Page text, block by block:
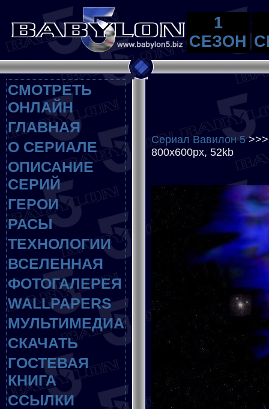
1
СЕЗОН
СМОТРЕТЬ
ОНЛАЙН
ГЛАВНАЯ
О СЕРИАЛЕ
ОПИСАНИЕ
СЕРИЙ
ГЕРОИ
РАСЫ
ТЕХНОЛОГИИ
ВСЕЛЕННАЯ
ФОТОГАЛЕРЕЯ
WALLPAPERS
МУЛЬТИМЕДИА
СКАЧАТЬ
ГОСТЕВАЯ
КНИГА
ССЫЛКИ
Сериал Вавилон 5
800x600px, 52kb